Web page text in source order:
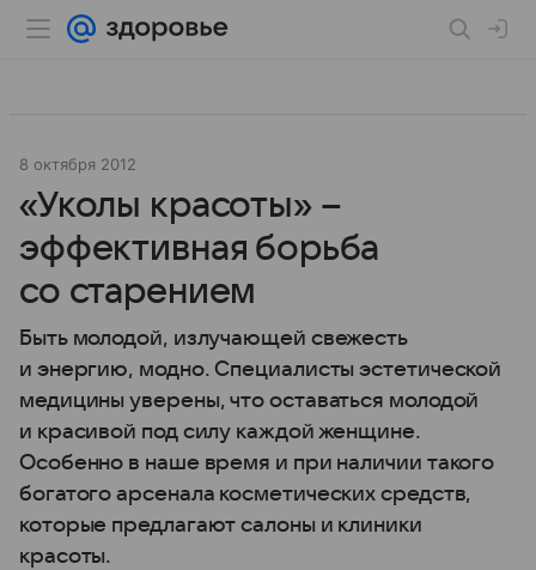
8 октября 2012
«Уколы красоты» –
эффективная борьба
со старением
Быть молодой, излучающей свежесть
и энергию, модно. Специалисты эстетической
медицины уверены, что оставаться молодой
и красивой под силу каждой женщине.
Особенно в наше время и при наличии такого
богатого арсенала косметических средств,
которые предлагают салоны и клиники
красоты.